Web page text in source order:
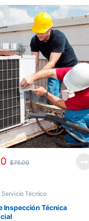
$75.00
, Servicio Técnico
Inspección Técnica